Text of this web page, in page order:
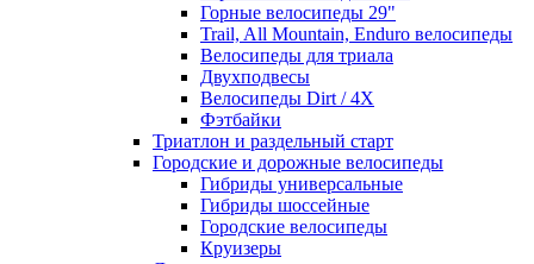
Горные велосипеды 29"
Trail, All Mountain, Enduro велосипеды
Велосипеды для триала
Двухподвесы
Велосипеды Dirt / 4X
Фэтбайки
Триатлон и раздельный старт
Городские и дорожные велосипеды
Гибриды универсальные
Гибриды шоссейные
Городские велосипеды
Круизеры